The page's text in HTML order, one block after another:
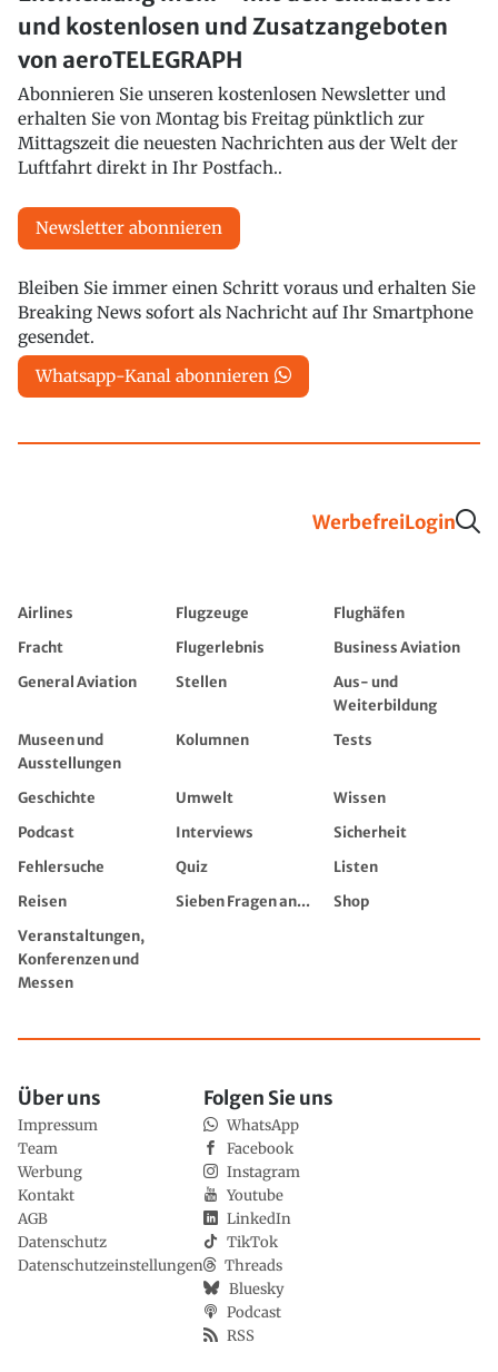
und kostenlosen und Zusatzangeboten
von aeroTELEGRAPH
Abonnieren Sie unseren kostenlosen Newsletter und
erhalten Sie von Montag bis Freitag pünktlich zur
Mittagszeit die neuesten Nachrichten aus der Welt der
Luftfahrt direkt in Ihr Postfach..
Newsletter abonnieren
Bleiben Sie immer einen Schritt voraus und erhalten Sie
Breaking News sofort als Nachricht auf Ihr Smartphone
gesendet.
Whatsapp-Kanal abonnieren
WerbefreiLogin
Airlines Flugzeuge
Flughäfen
Fracht
Flugerlebnis
Business Aviation
General Aviation
Stellen
Aus- und
Weiterbildung
Museen und
Ausstellungen
Kolumnen Tests
Geschichte Umwelt
Wissen
Podcast
Interviews
Sicherheit
Fehlersuche
Quiz
Listen
Reisen
Sieben Fragen an...
Shop
Veranstaltungen,
Konferenzen und
Messen
Über uns
Impressum
Team
Werbung
Kontakt
AGB
Datenschutz
Datenschutzeinstellungen
Folgen Sie uns
WhatsApp
Facebook
Instagram
Youtube
LinkedIn
TikTok
Threads
Bluesky
Podcast
RSS